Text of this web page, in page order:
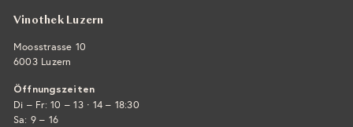
Vinothek Luzern
Moosstrasse 10
6003 Luzern
Öffnungszeiten
Di – Fr: 10 – 13 · 14 – 18:30
Sa: 9 – 16